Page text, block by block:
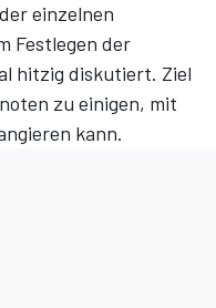
einzelnen
Festlegen der
hitzig diskutiert. Ziel
zu einigen, mit
kann.